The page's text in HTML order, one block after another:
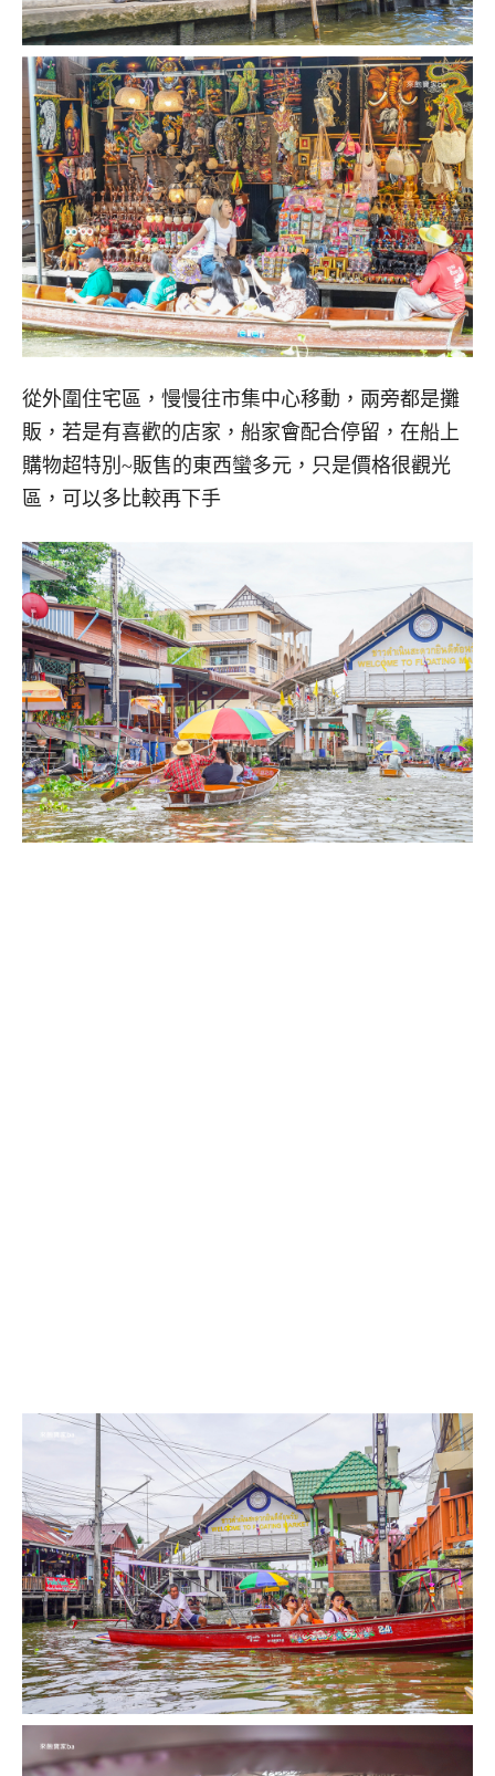
從外圍住宅區，慢慢往市集中心移動，兩旁都是攤
販，若是有喜歡的店家，船家會配合停留，在船上
購物超特別~販售的東西蠻多元，只是價格很觀光
區，可以多比較再下手